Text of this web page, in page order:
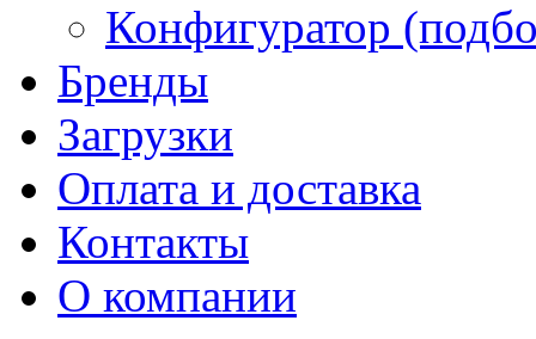
Конфигуратор
Бренды
Загрузки
Оплата и доставка
Контакты
О компании